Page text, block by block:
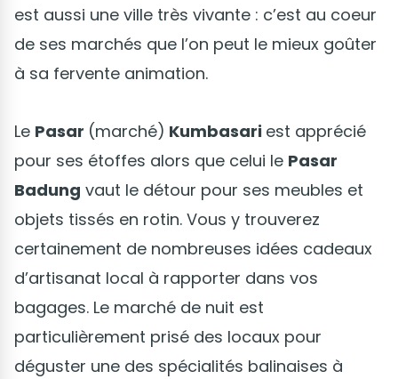
est aussi une ville très vivante : c’est au coeur
de ses marchés que l’on peut le mieux goûter
à sa fervente animation.
Le Pasar (marché) Kumbasari est apprécié
pour ses étoffes alors que celui le Pasar
Badung vaut le détour pour ses meubles et
objets tissés en rotin. Vous y trouverez
certainement de nombreuses idées cadeaux
d’artisanat local à rapporter dans vos
bagages. Le marché de nuit est
particulièrement prisé des locaux pour
déguster une des spécialités balinaises à